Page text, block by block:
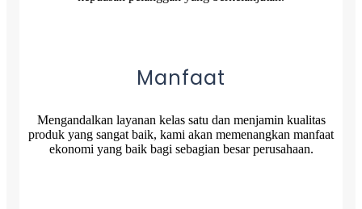
Manfaat
Mengandalkan layanan kelas satu dan menjamin kualitas
produk yang sangat baik, kami akan memenangkan manfaat
ekonomi yang baik bagi sebagian besar perusahaan.